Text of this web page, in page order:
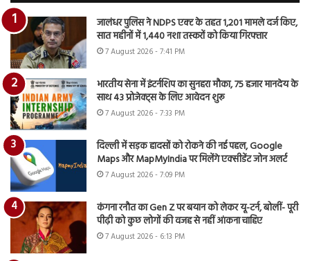
जालंधर पुलिस ने NDPS एक्ट के तहत 1,201 मामले दर्ज किए,
सात महीनों में 1,440 नशा तस्करों को किया गिरफ्तार
7 August 2026 - 7:41 PM
भारतीय सेना में इंटर्नशिप का सुनहरा मौका, 75 हजार मानदेय के
साथ 43 प्रोजेक्ट्स के लिए आवेदन शुरू
7 August 2026 - 7:33 PM
दिल्ली में सड़क हादसों को रोकने की नई पहल, Google
Maps और MapMyIndia पर मिलेंगे एक्सीडेंट जोन अलर्ट
7 August 2026 - 7:09 PM
कंगना रनौत का Gen Z पर बयान को लेकर यू-टर्न, बोलीं- पूरी
पीढ़ी को कुछ लोगों की वजह से नहीं आंकना चाहिए
7 August 2026 - 6:13 PM